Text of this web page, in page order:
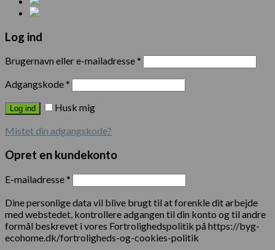
Log ind
Brugernavn eller e-mailadresse*
Adgangskode*
Log ind
Husk mig
Mistet din adgangskode?
Opret en kundekonto
E-mailadresse*
Dine personlige data vil blive brugt til at forenkle dit arbejde
med webstedet, kontrollere adgangen til din konto og til andre
formål beskrevet i vores Fortrolighedspolitik på https://byg-
ecohome.dk/fortroligheds-og-cookies-politik